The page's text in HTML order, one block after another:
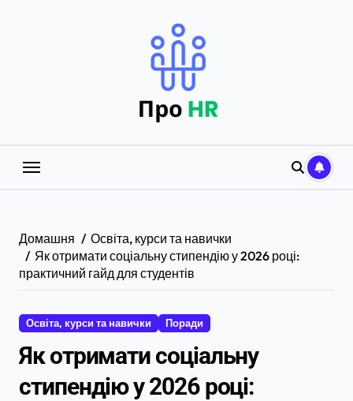
Домашня
Освіта, курси та навички
Як отримати соціальну стипендію у 2026 році:
практичний гайд для студентів
Освіта, курси та навички Поради
Як отримати соціальну
стипендію у 2026 році: